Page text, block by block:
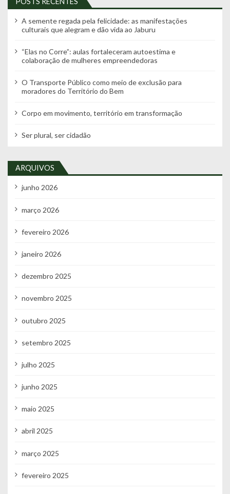
A semente regada pela felicidade: as manifestações
culturais que alegram e dão vida ao Jaburu
“Elas no Corre”: aulas fortaleceram autoestima e
colaboração de mulheres empreendedoras
O Transporte Público como meio de exclusão para
moradores do Território do Bem
Corpo em movimento, território em transformação
Ser plural, ser cidadão
ARQUIVOS
junho 2026
março 2026
fevereiro 2026
janeiro 2026
dezembro 2025
novembro 2025
outubro 2025
setembro 2025
julho 2025
junho 2025
maio 2025
abril 2025
março 2025
fevereiro 2025